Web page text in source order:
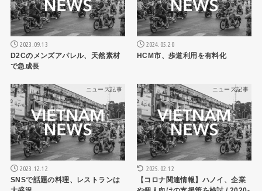
2023.09.13
D2Cのメンズアパレル、天然素材
で急成長
2024.05.20
HCM市、歩道利用を有料化
ニュース記事
2023.12.12
SNSで話題の料理、レストランは
ニュース記事
2025.02.12
【コロナ関連情報】ハノイ、企業